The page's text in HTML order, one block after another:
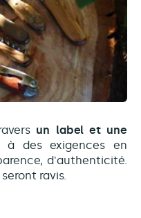
un label et une
à des exigences en
d'authenticité.
ravis.